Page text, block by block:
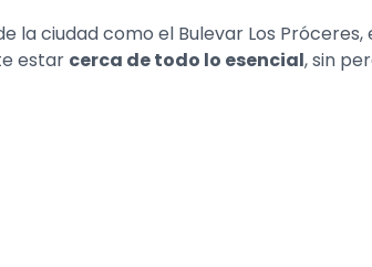
ciudad como el Bulevar Los Próceres,
estar cerca de todo lo esencial, sin